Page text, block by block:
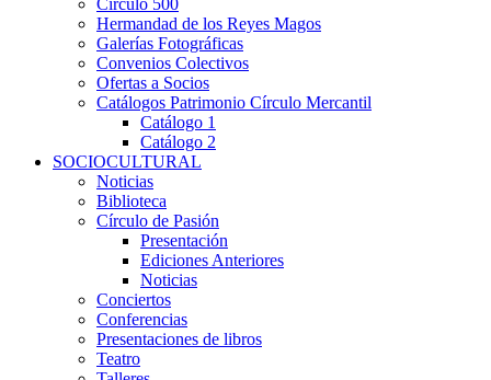
Círculo 500
Hermandad de los Reyes Magos
Galerías Fotográficas
Convenios Colectivos
Ofertas a Socios
Catálogos Patrimonio Círculo Mercantil
Catálogo 1
Catálogo 2
SOCIOCULTURAL
Noticias
Biblioteca
Círculo de Pasión
Presentación
Ediciones Anteriores
Noticias
Conciertos
Conferencias
Presentaciones de libros
Teatro